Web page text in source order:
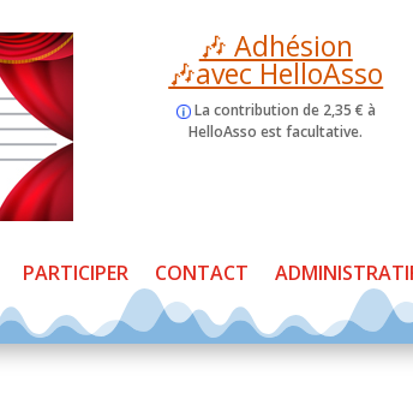
🎶 Adhésion
🎶avec HelloAsso
La contribution de 2,35 € à
HelloAsso est facultative.
PARTICIPER CONTACT